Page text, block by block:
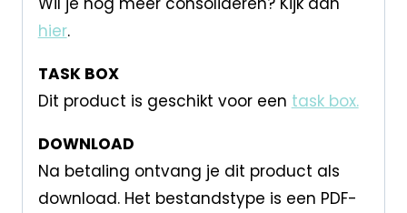
hier.
TASK BOX
Dit product is geschikt voor een task box.
DOWNLOAD
Na betaling ontvang je dit product als
download. Het bestandstype is een PDF-